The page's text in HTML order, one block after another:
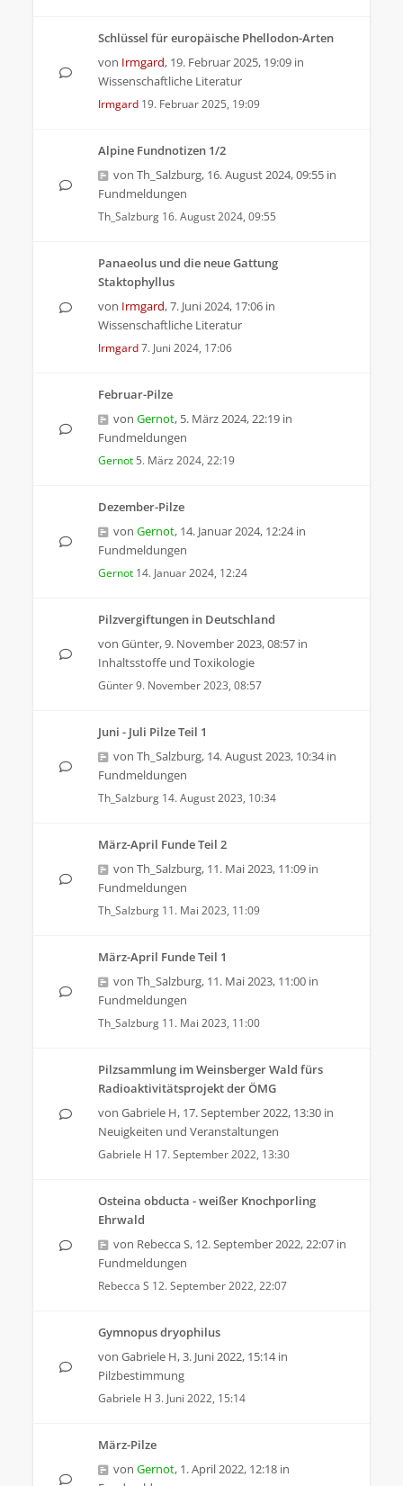
Schlüssel für europäische Phellodon-Arten
von Irmgard, 19. Februar 2025, 19:09 in
Wissenschaftliche Literatur
Irmgard 19. Februar 2025, 19:09
Alpine Fundnotizen 1/2
von Th_Salzburg, 16. August 2024, 09:55 in
Fundmeldungen
Th_Salzburg 16. August 2024, 09:55
Panaeolus und die neue Gattung
Staktophyllus
von Irmgard,7. Juni 2024, 17:06 in
Wissenschaftliche Literatur
Irmgard7. Juni 2024, 17:06
Februar-Pilze
von Gernot, 5. März 2024, 22:19 in
Fundmeldungen
Gernot 5. März 2024, 22:19
Dezember-Pilze
von Gernot, 14. Januar 2024, 12:24in
Fundmeldungen
Gernot 14. Januar 2024, 12:24
Pilzvergiftungen in Deutschland
von Günter,9. November 2023, 08:57 in
Inhaltsstoffe und Toxikologie
Günter9. November 2023, 08:57
Juni - Juli Pilze Teil 1
von Th_Salzburg, 14. August 2023, 10:34in
Fundmeldungen
Th_Salzburg 14. August 2023, 10:34
März-April Funde Teil 2
von Th_Salzburg, 11. Mai 2023, 11:09 in
Fundmeldungen
Th_Salzburg 11. Mai 2023, 11:09
März-April Funde Teil 1
von Th_Salzburg, 11. Mai 2023, 11:00 in
Fundmeldungen
Th_Salzburg 11. Mai 2023, 11:00
Pilzsammlung im Weinsberger Wald fürs
Radioaktivitätsprojekt der ÖMG
von Gabriele H, 17. September 2022, 13:30 in
Neuigkeiten und Veranstaltungen
Gabriele H 17. September 2022, 13:30
Osteina obducta - weißer Knochporling
Ehrwald
von Rebecca S, 12. September 2022, 22:07 in
Fundmeldungen
Rebecca S 12. September 2022, 22:07
Gymnopus dryophilus
von Gabriele H,3. Juni 2022, 15:14in
Pilzbestimmung
Gabriele H 3. Juni 2022, 15:14
März-Pilze
von Gernot, 1. April 2022, 12:18 in